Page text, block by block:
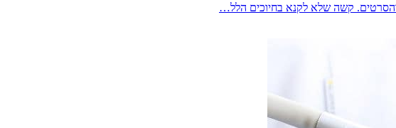
והסרטים. קשה שלא לקנא בחיוכים הלל…